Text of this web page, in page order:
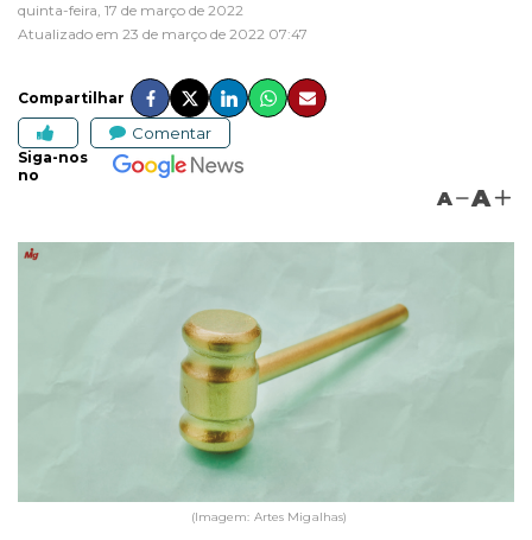
quinta-feira, 17 de março de 2022
Atualizado em 23 de março de 2022 07:47
Compartilhar
Comentar
Siga-nos
no
A A
(Imagem: Artes Migalhas)